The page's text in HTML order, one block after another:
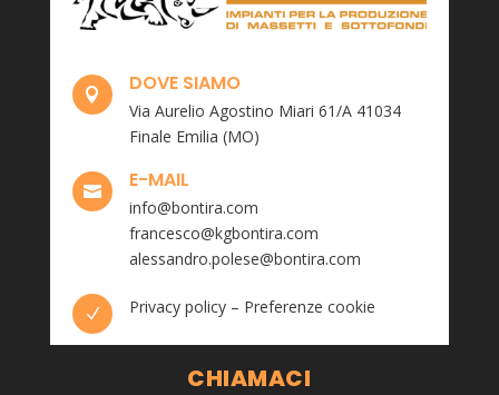
 DOVE SIAMO
Via Aurelio Agostino Miari 61/A 41034
Finale Emilia (MO)
 E-MAIL
info@bontira.com
francesco@kgbontira.com
alessandro.polese@bontira.com
N Privacy policy– Preferenze cookie
CHIAMACI